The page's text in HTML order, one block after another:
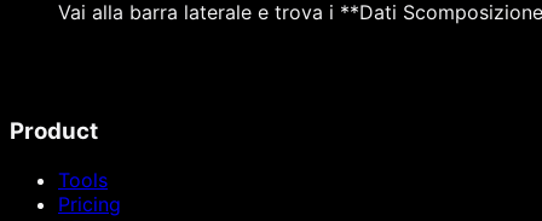
Vai alla barra laterale e trova i **Dati Scomposizione
Product
Tools
Pricing